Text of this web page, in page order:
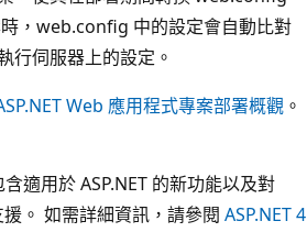
，web.config 中的設定會自動比對
行伺服器上的設定。
Web 應用程式專案部署概觀 。
適用於 ASP.NET 的新功能以及對
。 如需詳細資訊，請參閱 ASP.NET 4